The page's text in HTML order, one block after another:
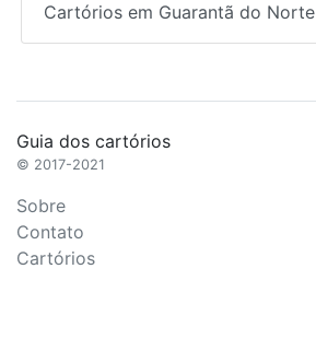
Cartórios em Guarantã do Norte
Guia dos cartórios
© 2017-2021
Sobre
Contato
Cartórios